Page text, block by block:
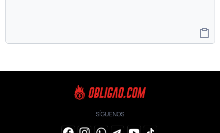
SÍGUENOS